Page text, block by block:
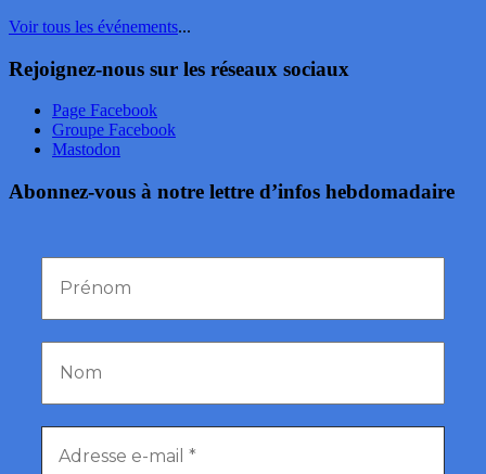
Voir tous les événements...
Rejoignez-nous sur les réseaux sociaux
Page Facebook
Groupe Facebook
Mastodon
Abonnez-vous à notre lettre d’infos hebdomadaire